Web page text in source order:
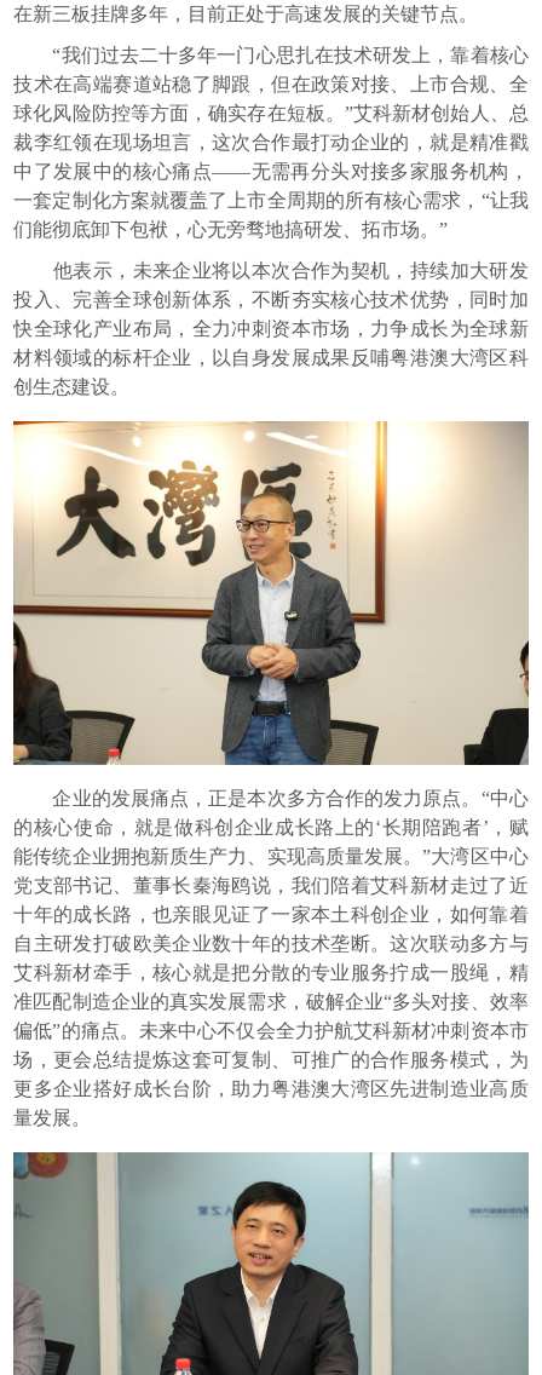
在新三板挂牌多年，目前正处于高速发展的关键节点。
“我们过去二十多年一门心思扎在技术研发上，靠着核心
技术在高端赛道站稳了脚跟，但在政策对接、上市合规、全
球化风险防控等方面，确实存在短板。”艾科新材创始人、总
裁李红领在现场坦言，这次合作最打动企业的，就是精准戳
中了发展中的核心痛点——无需再分头对接多家服务机构，
一套定制化方案就覆盖了上市全周期的所有核心需求，“让我
们能彻底卸下包袱，心无旁骛地搞研发、拓市场。”
他表示，未来企业将以本次合作为契机，持续加大研发
投入、完善全球创新体系，不断夯实核心技术优势，同时加
快全球化产业布局，全力冲刺资本市场，力争成长为全球新
材料领域的标杆企业，以自身发展成果反哺粤港澳大湾区科
创生态建设。
企业的发展痛点，正是本次多方合作的发力原点。“中心
的核心使命，就是做科创企业成长路上的‘长期陪跑者’，赋
能传统企业拥抱新质生产力、实现高质量发展。”大湾区中心
党支部书记、董事长秦海鸥说，我们陪着艾科新材走过了近
十年的成长路，也亲眼见证了一家本土科创企业，如何靠着
自主研发打破欧美企业数十年的技术垄断。这次联动多方与
艾科新材牵手，核心就是把分散的专业服务拧成一股绳，精
准匹配制造企业的真实发展需求，破解企业“多头对接、效率
偏低”的痛点。未来中心不仅会全力护航艾科新材冲刺资本市
场，更会总结提炼这套可复制、可推广的合作服务模式，为
更多企业搭好成长台阶，助力粤港澳大湾区先进制造业高质
量发展。